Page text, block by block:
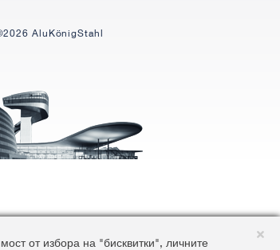
AluKönigStahl
от избора на "бисквитки", личните